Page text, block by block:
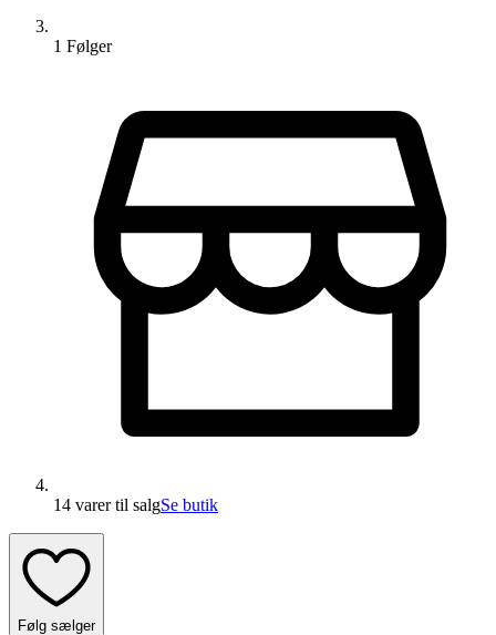
1 Følger
14 varertil salgSe butik
Følg sælger